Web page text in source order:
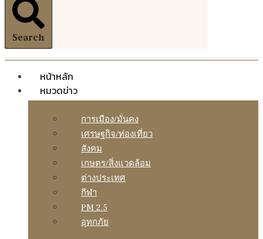
Search
หน้าหลัก
หมวดข่าว
การเมือง/มั่นคง
เศรษฐกิจ/ท่องเที่ยว
สังคม
เกษตร/สิ่งแวดล้อม
ต่างประเทศ
กีฬา
PM 2.5
อุทกภัย